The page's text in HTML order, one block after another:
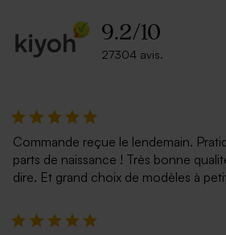
9.2/10
27304 avis.
Commande reçue le lendemain.
parts de naissance ! Très bonne
dire. Et grand choix de modèles à